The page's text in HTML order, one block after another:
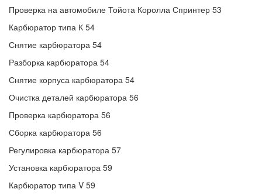
Проверка на автомобиле Тойота Королла Спринтер 53
Карбюратор типа К 54
Снятие карбюратора 54
Разборка карбюратора 54
Снятие корпуса карбюратора 54
Очистка деталей карбюратора 56
Проверка карбюратора 56
Сборка карбюратора 56
Регулировка карбюратора 57
Установка карбюратора 59
Карбюратор типа V 59